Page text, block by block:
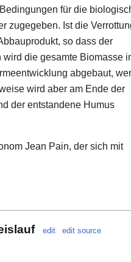
für die
zugegeben. Ist die
so dass der
die gesamte Biomasse
abgebaut,
wird aber am Ende der
der entstandene Humus
Jean Pain, der sich mit
edit edit source